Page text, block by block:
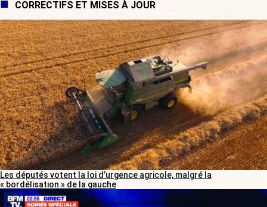
CORRECTIFS ET MISES À JOUR
Les députés votent la loi d’urgence agricole, malgré la
« bordélisation » de la gauche